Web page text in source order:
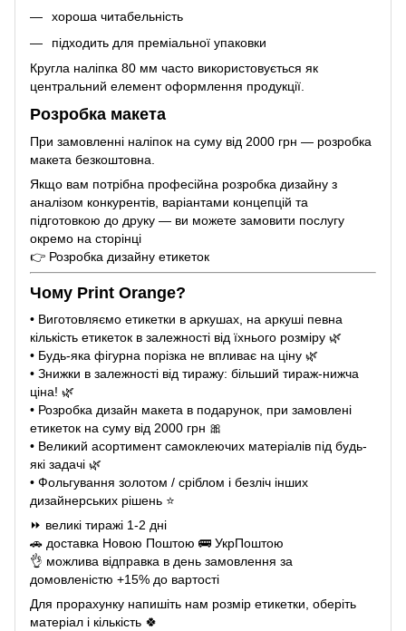
хороша читабельність
підходить для преміальної упаковки
Кругла наліпка 80 мм часто використовується як
центральний елемент оформлення продукції.
Розробка макета
При замовленні наліпок на суму від 2000 грн — розробка
макета безкоштовна.
Якщо вам потрібна професійна розробка дизайну з
аналізом конкурентів, варіантами концепцій та
підготовкою до друку — ви можете замовити послугу
окремо на сторінці
👉 Розробка дизайну етикеток
Чому Print Orange?
• Виготовляємо етикетки в аркушах, на аркуші певна
кількість етикеток в залежності від їхнього розміру 🌿
• Будь-яка фігурна порізка не впливає на ціну 🌿
• Знижки в залежності від тиражу: більший тираж-нижча
ціна! 🌿
• Розробка дизайн макета в подарунок, при замовлені
етикеток на суму від 2000 грн 🎀
• Великий асортимент самоклеючих матеріалів під будь-
які задачі 🌿
• Фольгування золотом / сріблом і безліч інших
дизайнерських рішень ⭐️
⏩️ великі тиражі 1-2 дні
🚗 доставка Новою Поштою 🚌 УкрПоштою
👌 можлива відправка в день замовлення за
домовленістю +15% до вартості
Для прорахунку напишіть нам розмір етикетки, оберіть
матеріал і кількість 🍀